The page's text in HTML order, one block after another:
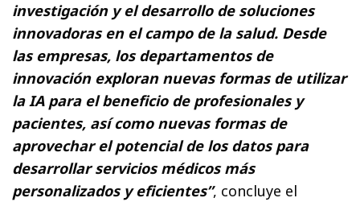
investigación y el desarrollo de soluciones
innovadoras en el campo de la salud. Desde
las empresas, los departamentos de
innovación exploran nuevas formas de utilizar
la IA para el beneficio de profesionales y
pacientes, así como nuevas formas de
aprovechar el potencial de los datos para
desarrollar servicios médicos más
personalizados y eficientes”, concluye el